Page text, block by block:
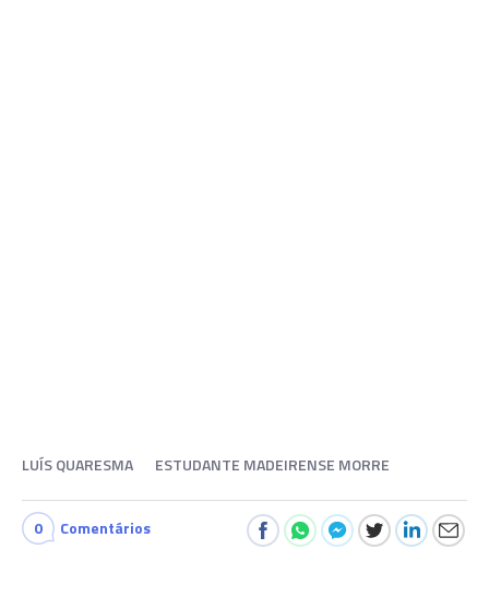
LUÍS QUARESMA ESTUDANTE MADEIRENSE MORRE
0 Comentários